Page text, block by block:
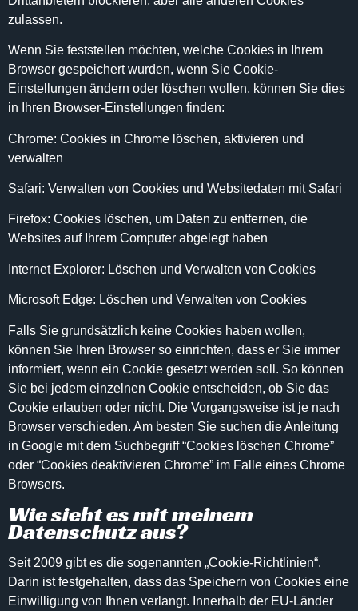
zulassen.
Wenn Sie feststellen möchten, welche Cookies in Ihrem
Browser gespeichert wurden, wenn Sie Cookie-
Einstellungen ändern oder löschen wollen, können Sie dies
in Ihren Browser-Einstellungen finden:
Chrome: Cookies in Chrome löschen, aktivieren und
verwalten
Safari: Verwalten von Cookies und Websitedaten mit Safari
Firefox: Cookies löschen, um Daten zu entfernen, die
Websites auf Ihrem Computer abgelegt haben
Internet Explorer: Löschen und Verwalten von Cookies
Microsoft Edge: Löschen und Verwalten von Cookies
Falls Sie grundsätzlich keine Cookies haben wollen,
können Sie Ihren Browser so einrichten, dass er Sie immer
informiert, wenn ein Cookie gesetzt werden soll. So können
Sie bei jedem einzelnen Cookie entscheiden, ob Sie das
Cookie erlauben oder nicht. Die Vorgangsweise ist je nach
Browser verschieden. Am besten Sie suchen die Anleitung
in Google mit dem Suchbegriff “Cookies löschen Chrome”
oder “Cookies deaktivieren Chrome” im Falle eines Chrome
Browsers.
Wie sieht es mit meinem
Datenschutz aus?
Seit 2009 gibt es die sogenannten „Cookie-Richtlinien“.
Darin ist festgehalten, dass das Speichern von Cookies eine
Einwilligung von Ihnen verlangt. Innerhalb der EU-Länder